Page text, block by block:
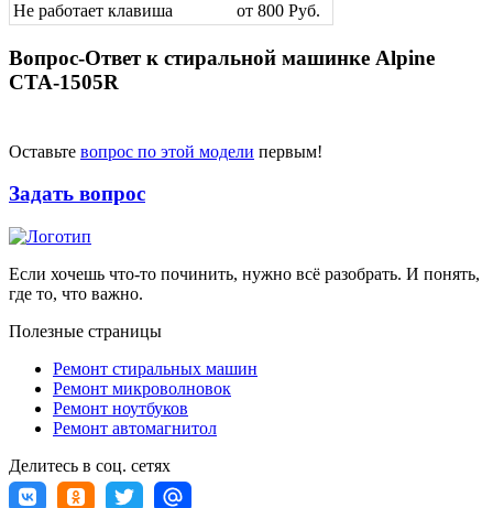
Не работает клавиша
от 800 Руб.
Вопрос-Ответ к стиральной машинке Alpine
CTA-1505R
Оставьте вопрос по этой модели первым!
Задать вопрос
Если хочешь что-то починить, нужно всё разобрать. И понять,
где то, что важно.
Полезные страницы
Ремонт стиральных машин
Ремонт микроволновок
Ремонт ноутбуков
Ремонт автомагнитол
Делитесь в соц. сетях